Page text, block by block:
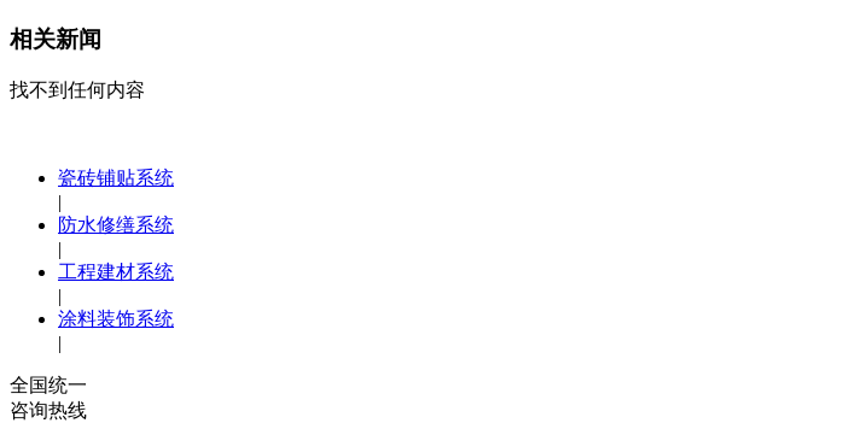
相关新闻
找不到任何内容
瓷砖铺贴系统
|
防水修缮系统
|
工程建材系统
|
涂料装饰系统
|
全国统一
咨询热线